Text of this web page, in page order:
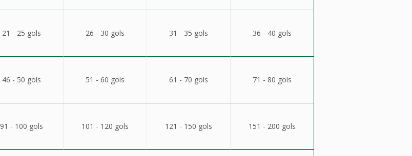
21 - 25 gols 26 - 30 gols 31 - 35 gols 36 - 40 gols
46 - 50 gols 51 - 60 gols 61 - 70 gols 71 - 80 gols
91 - 100 gols 101 - 120 gols 121 - 150 gols 151 - 200 gols